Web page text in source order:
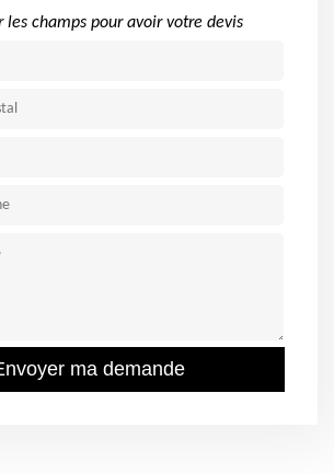
les champs pour avoir votre devis